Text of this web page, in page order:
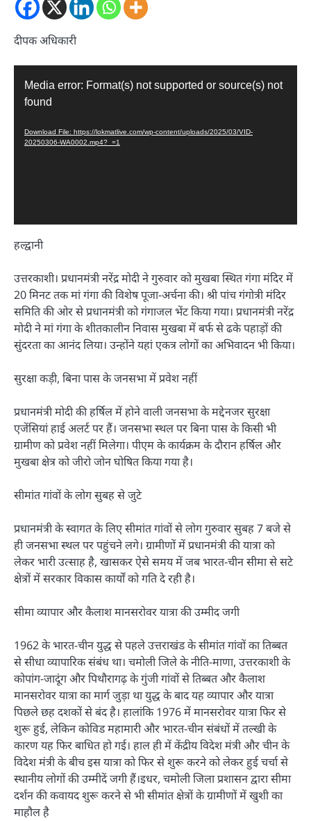
दीपक अधिकारी
Player
Media error: Format(s) not supported or source(s) not
found
Download File: https://lokmatlive.com/wp-content/uploads/2025/03/VID-
20250306-WA0002.mp4?_=1
हल्द्वानी
उत्तरकाशी। प्रधानमंत्री नरेंद्र मोदी ने गुरुवार को मुखबा स्थित गंगा मंदिर में
20 मिनट तक मां गंगा की विशेष पूजा-अर्चना की। श्री पांच गंगोत्री मंदिर
समिति की ओर से प्रधानमंत्री को गंगाजल भेंट किया गया। प्रधानमंत्री नरेंद्र
मोदी ने मां गंगा के शीतकालीन निवास मुखबा में बर्फ से ढके पहाड़ों की
सुंदरता का आनंद लिया। उन्होंने यहां एकत्र लोगों का अभिवादन भी किया।
सुरक्षा कड़ी, बिना पास के जनसभा में प्रवेश नहीं
प्रधानमंत्री मोदी की हर्षिल में होने वाली जनसभा के मद्देनजर सुरक्षा
एजेंसियां हाई अलर्ट पर हैं। जनसभा स्थल पर बिना पास के किसी भी
ग्रामीण को प्रवेश नहीं मिलेगा। पीएम के कार्यक्रम के दौरान हर्षिल और
मुखबा क्षेत्र को जीरो जोन घोषित किया गया है।
सीमांत गांवों के लोग सुबह से जुटे
प्रधानमंत्री के स्वागत के लिए सीमांत गांवों से लोग गुरुवार सुबह 7 बजे से
ही जनसभा स्थल पर पहुंचने लगे। ग्रामीणों में प्रधानमंत्री की यात्रा को
लेकर भारी उत्साह है, खासकर ऐसे समय में जब भारत-चीन सीमा से सटे
क्षेत्रों में सरकार विकास कार्यों को गति दे रही है।
सीमा व्यापार और कैलाश मानसरोवर यात्रा की उम्मीद जगी
1962 के भारत-चीन युद्ध से पहले उत्तराखंड के सीमांत गांवों का तिब्बत
से सीधा व्यापारिक संबंध था। चमोली जिले के नीति-माणा, उत्तरकाशी के
कोपांग-जादूंग और पिथौरागढ़ के गुंजी गांवों से तिब्बत और कैलाश
मानसरोवर यात्रा का मार्ग जुड़ा था युद्ध के बाद यह व्यापार और यात्रा
पिछले छह दशकों से बंद है। हालांकि 1976 में मानसरोवर यात्रा फिर से
शुरू हुई, लेकिन कोविड महामारी और भारत-चीन संबंधों में तल्खी के
कारण यह फिर बाधित हो गई। हाल ही में केंद्रीय विदेश मंत्री और चीन के
विदेश मंत्री के बीच इस यात्रा को फिर से शुरू करने को लेकर हुई चर्चा से
स्थानीय लोगों की उम्मीदें जगी हैं।इधर, चमोली जिला प्रशासन द्वारा सीमा
दर्शन की कवायद शुरू करने से भी सीमांत क्षेत्रों के ग्रामीणों में खुशी का
माहौल है